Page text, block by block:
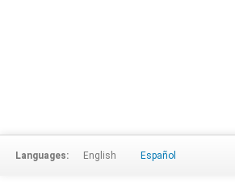
Languages: English Español